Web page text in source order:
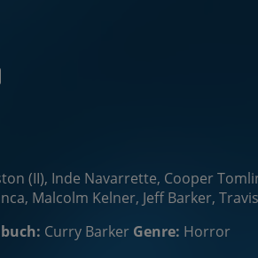
(II), Inde Navarrette, Cooper
Malcolm Kelner, Jeff Barker,
Curry Barker Genre: Horror